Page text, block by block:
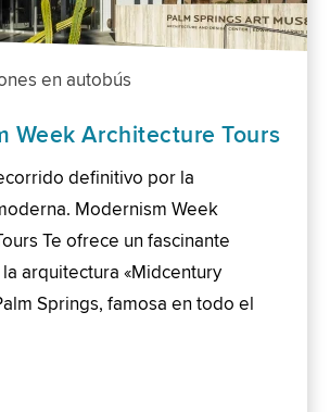
en autobús
Week Architecture Tours
definitivo por la
Modernism Week
Te ofrece un fascinante
arquitectura «Midcentury
Springs, famosa en todo el